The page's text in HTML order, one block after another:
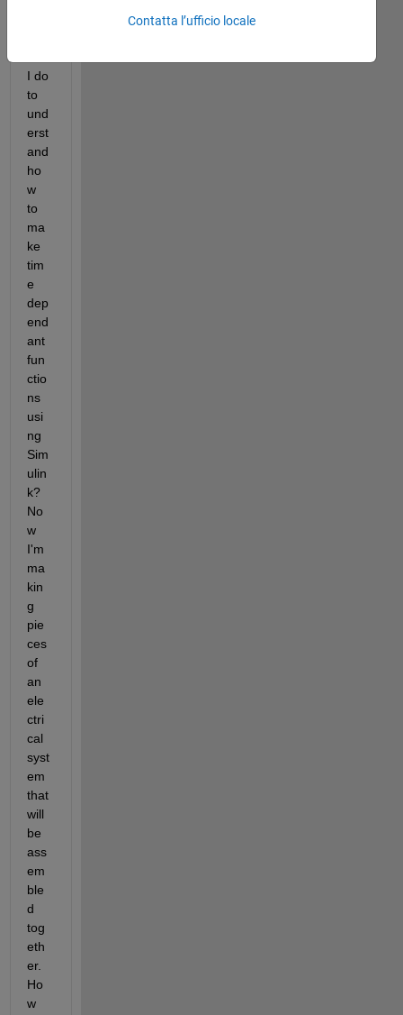
I do
to
und
erst
and
ho
w
to
ma
ke
tim
e
dep
end
ant
fun
ctio
ns
usi
ng
Sim
ulin
k?
No
w
I'm
ma
kin
g
pie
ces
of
an
ele
ctri
cal
syst
em
that
will
be
ass
em
ble
d
tog
eth
er.
Ho
w
Contatta l’ufficio locale